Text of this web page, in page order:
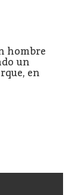
hombre
un
en